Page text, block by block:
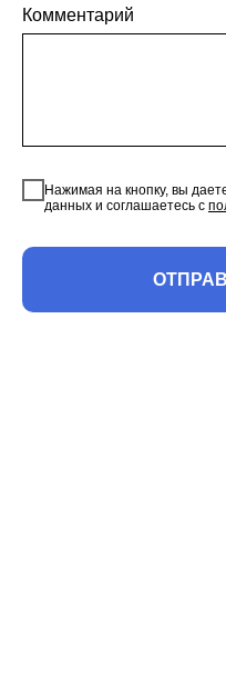
Комментарий
Нажимая на кнопку, вы
данных и соглашаетесь c